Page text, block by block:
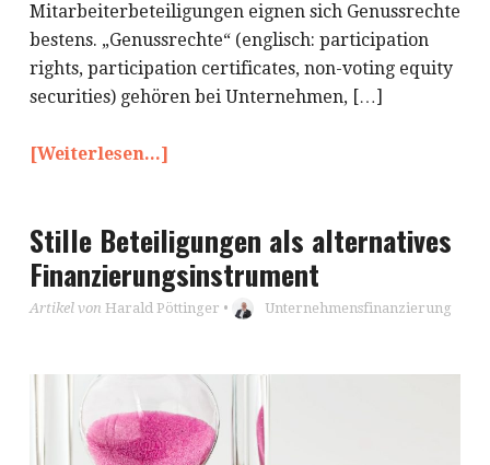
Mitarbeiterbeteiligungen eignen sich Genussrechte
bestens. „Genussrechte“ (englisch: participation
rights, participation certificates, non-voting equity
securities) gehören bei Unternehmen, […]
[Weiterlesen...]
Stille Beteiligungen als alternatives
Finanzierungsinstrument
Artikel von Harald Pöttinger • Unternehmensfinanzierung